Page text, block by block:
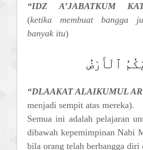
“IDZ A’JABATKUM
(ketika membuat bangga
banyak itu)
ٱلْأَرْضُ
“DLAAKAT ALAIKUMUL
menjadi sempit atas mereka).
Semua ini adalah pelajaran
dibawah kepemimpinan Nabi
bila orang telah berbangga diri